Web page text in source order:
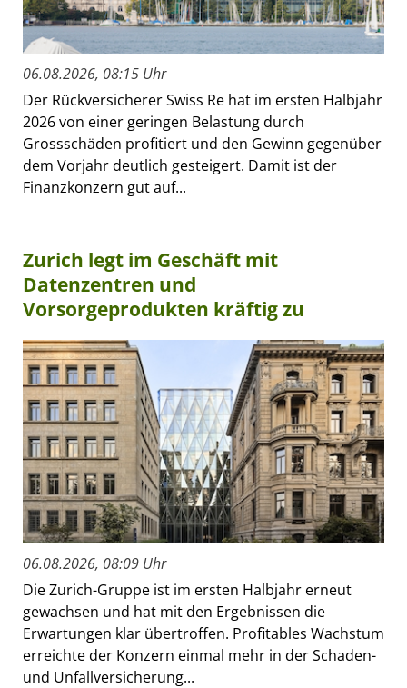
06.08.2026, 08:15 Uhr
Der Rückversicherer Swiss Re hat im ersten Halbjahr
2026 von einer geringen Belastung durch
Grossschäden profitiert und den Gewinn gegenüber
dem Vorjahr deutlich gesteigert. Damit ist der
Finanzkonzern gut auf...
Zurich legt im Geschäft mit
Datenzentren und
Vorsorgeprodukten kräftig zu
06.08.2026, 08:09 Uhr
Die Zurich-Gruppe ist im ersten Halbjahr erneut
gewachsen und hat mit den Ergebnissen die
Erwartungen klar übertroffen. Profitables Wachstum
erreichte der Konzern einmal mehr in der Schaden-
und Unfallversicherung...